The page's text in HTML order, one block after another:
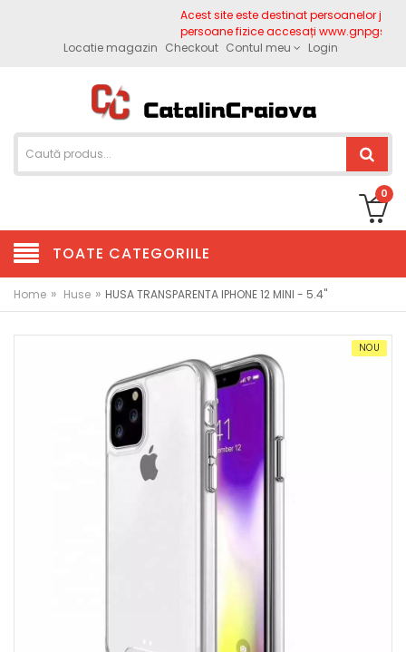
Acest site este destinat persoanelor
persoane fizice accesați www.gnpgsm.ro
Locatie magazin Checkout Contul meu Login
0
TOATE CATEGORIILE
Home » Huse » HUSA TRANSPARENTA IPHONE 12 MINI - 5.4''
NOU